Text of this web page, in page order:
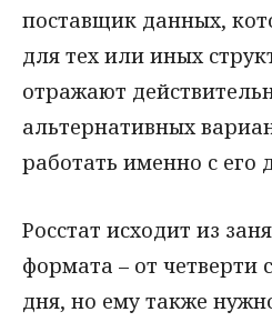
поставщик данных,
для тех или иных
отражают
альтернативных
работать именно с его
Росстат исходит из
формата – от четверти
дня, но ему также